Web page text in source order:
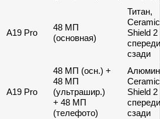
A19 Pro
48 МП
(основная)
Титан,
Ceramic
Shield 2
сзади
A19 Pro
48 МП (осн.) +
48 МП
(ультрашир.)
+ 48 МП
(телефото)
Ceramic
Shield 2
сзади